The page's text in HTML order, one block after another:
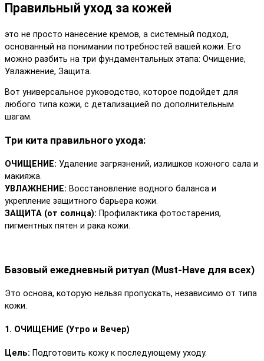
Правильный уход за кожей
это не просто нанесение кремов, а системный подход,
основанный на понимании потребностей вашей кожи. Его
можно разбить на три фундаментальных этапа: Очищение,
Увлажнение, Защита.
Вот универсальное руководство, которое подойдет для
любого типа кожи, с детализацией по дополнительным
шагам.
Три кита правильного ухода:
ОЧИЩЕНИЕ: Удаление загрязнений, излишков кожного сала и
макияжа.
УВЛАЖНЕНИЕ: Восстановление водного баланса и
укрепление защитного барьера кожи.
ЗАЩИТА (от солнца): Профилактика фотостарения,
пигментных пятен и рака кожи.
Базовый ежедневный ритуал (Must-Have для всех)
Это основа, которую нельзя пропускать, независимо от типа
кожи.
1. ОЧИЩЕНИЕ (Утро и Вечер)
Цель: Подготовить кожу к последующему уходу.